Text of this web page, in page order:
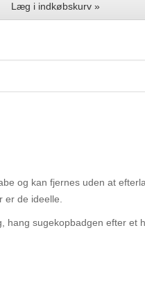
Læg i indkøbskurv »
og kan fjernes uden at
er de ideelle.
sugekopbadgen efter